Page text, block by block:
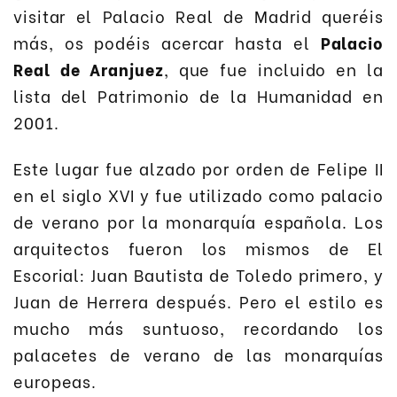
visitar el Palacio Real de Madrid queréis
más, os podéis acercar hasta el Palacio
Real de Aranjuez, que fue incluido en la
lista del Patrimonio de la Humanidad en
2001.
Este lugar fue alzado por orden de Felipe II
en el siglo XVI y fue utilizado como palacio
de verano por la monarquía española. Los
arquitectos fueron los mismos de El
Escorial: Juan Bautista de Toledo primero, y
Juan de Herrera después. Pero el estilo es
mucho más suntuoso, recordando los
palacetes de verano de las monarquías
europeas.